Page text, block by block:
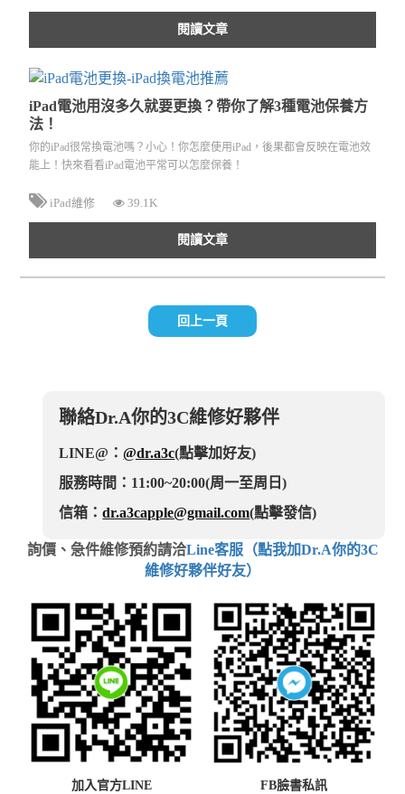
閱讀文章
iPad電池用沒多久就要更換？帶你了解3種電池保養方
法！
你的iPad很常換電池嗎？小心！你怎麼使用iPad，後果都會反映在電池效
能上！快來看看iPad電池平常可以怎麼保養！
iPad維修 39.1K
閱讀文章
回上一頁
聯絡Dr.A你的3C維修好夥伴
LINE@：@dr.a3c(點擊加好友)
服務時間：11:00~20:00(周一至周日)
信箱：dr.a3capple@gmail.com(點擊發信)
詢價、急件維修預約請洽Line客服（點我加Dr.A你的3C
維修好夥伴好友）
加入官方LINE
FB臉書私訊